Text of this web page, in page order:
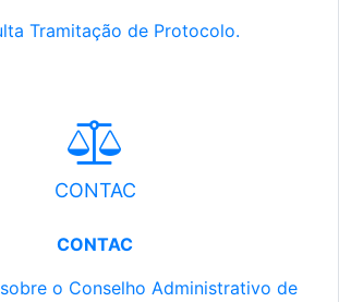
Tramitação de Protocolo.
CONTAC
CONTAC
o Conselho Administrativo de